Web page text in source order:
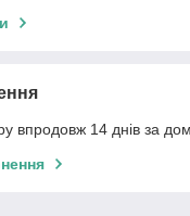
впродовж 14 днів за